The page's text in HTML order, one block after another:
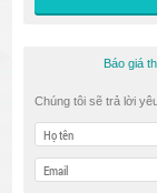
Báo giá
Chúng tôi sẽ trả lời